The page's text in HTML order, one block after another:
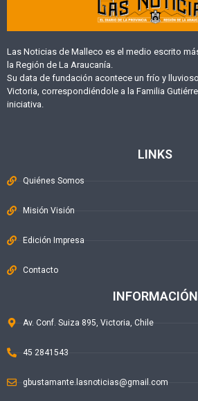
Las Noticias de Malleco es el medio escrito
la Región de La Araucanía.
Su data de fundación acontece un frío y
Victoria, correspondiéndole a la Familia
iniciativa.
LINKS
Quiénes Somos
Misión Visión
Edición Impresa
Contacto
INFORMACIÓN
Av. Conf. Suiza 895, Victoria, Chile
45 2841543
gbustamante.lasnoticias@gmail.com